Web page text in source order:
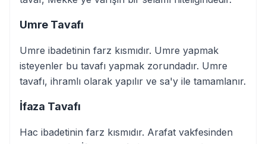
Umre Tavafı
Umre ibadetinin farz kısmıdır. Umre yapmak
isteyenler bu tavafı yapmak zorundadır. Umre
tavafı, ihramlı olarak yapılır ve sa'y ile tamamlanır.
İfaza Tavafı
Hac ibadetinin farz kısmıdır. Arafat vakfesinden